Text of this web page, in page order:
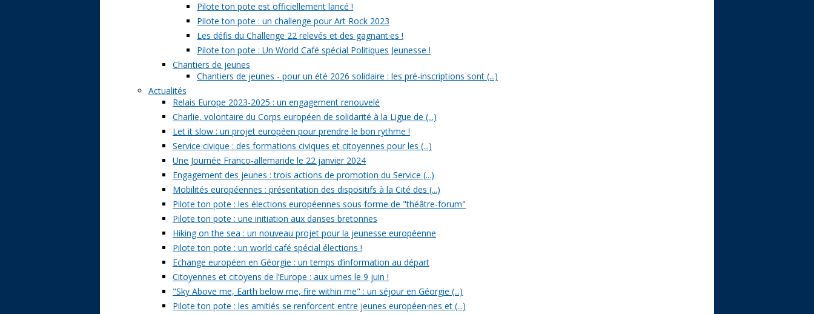
Pilote ton pote est officiellement lancé !
Pilote ton pote : un challenge pour Art Rock 2023
Les défis du Challenge 22 relevés et des gagnant·es !
Pilote ton pote : Un World Café spécial Politiques Jeunesse !
Chantiers de jeunes
Chantiers de jeunes - pour un été 2026 solidaire : les pré-inscriptions sont (...)
Actualités
Relais Europe 2023-2025 : un engagement renouvelé
Charlie, volontaire du Corps européen de solidarité à la Ligue de (...)
Let it slow : un projet européen pour prendre le bon rythme !
Service civique : des formations civiques et citoyennes pour les (...)
Une Journée Franco-allemande le 22 janvier 2024
Engagement des jeunes : trois actions de promotion du Service (...)
Mobilités européennes : présentation des dispositifs à la Cité des (...)
Pilote ton pote : les élections européennes sous forme de "théâtre-forum"
Pilote ton pote : une initiation aux danses bretonnes
Hiking on the sea : un nouveau projet pour la jeunesse européenne
Pilote ton pote : un world café spécial élections !
Echange européen en Géorgie : un temps d’information au départ
Citoyennes et citoyens de l’Europe : aux urnes le 9 juin !
"Sky Above me, Earth below me, fire within me" : un séjour en Géorgie (...)
Pilote ton pote : les amitiés se renforcent entre jeunes européen·nes et (...)